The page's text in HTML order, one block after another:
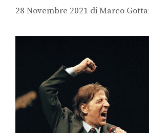
28 Novembre 2021 diMarco